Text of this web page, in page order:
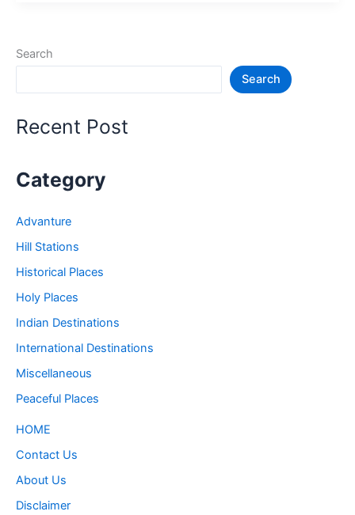
जगह
in
Search
Search
Recent Post
Category
Advanture
Hill Stations
Historical Places
Holy Places
Indian Destinations
International Destinations
Miscellaneous
Peaceful Places
HOME
Contact Us
About Us
Disclaimer